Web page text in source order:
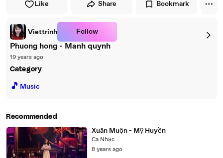
Like Share Bookmark
Viettrinh Follow
Phuong hong - Manh quynh
19 years ago
Category
🎵 Music
Recommended
Xuân Muộn - Mỹ Huyền
Ca Nhạc
8 years ago